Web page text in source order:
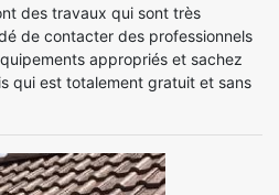
des travaux qui sont très
de contacter des professionnels
appropriés et sachez
qui est totalement gratuit et sans